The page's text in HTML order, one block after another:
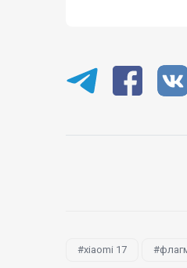
xiaomi 17